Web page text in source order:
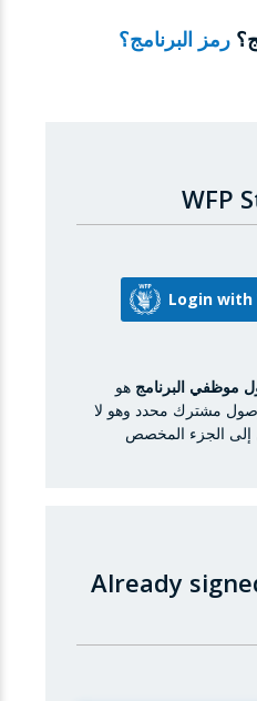
رمز البرنامج؟
WFP
موظفي البرنامج هو
مشترك محدد وهو لا
إلى الجزء المخصص
Already